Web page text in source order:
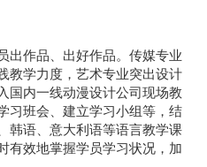
出作品、出好作品。传媒专业
教学力度，艺术专业突出设计
国内一线动漫设计公司现场教
习班会、建立学习小组等，结
韩语、意大利语等语言教学课
有效地掌握学员学习状况，加